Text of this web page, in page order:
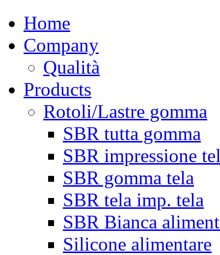
Home
Company
Qualità
Products
Rotoli/Lastre gomma
SBR tutta gomma
SBR impressione
SBR gomma tela
SBR tela imp. tela
SBR Bianca
Silicone alimentare